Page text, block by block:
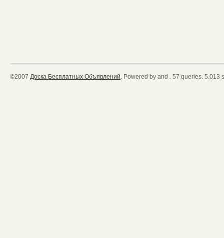
©2007 Доска Бесплатных Объявлений . Powered by and . 57 queries. 5.013